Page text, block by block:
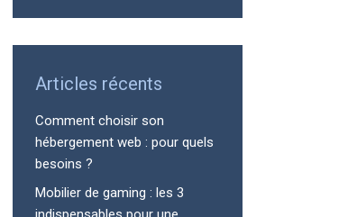
Articles récents
Comment choisir son
hébergement web : pour quels
besoins ?
Mobilier de gaming : les 3